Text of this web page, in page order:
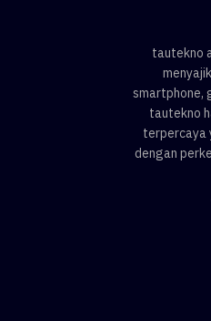
tautekno
smartphone,
tautekno
terpercaya
dengan